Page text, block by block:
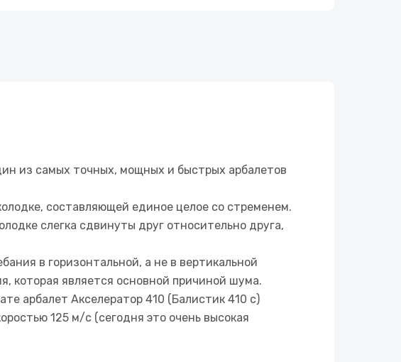
из самых точных, мощных и быстрых арбалетов
составляющей единое целое со стременем.
слегка сдвинуты друг относительно друга,
в горизонтальной, а не в вертикальной
которая является основной причиной шума.
арбалет Акселератор 410 (Балистик 410 с)
125 м/с (сегодня это очень высокая